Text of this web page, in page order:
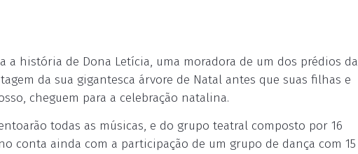
a história de Dona Letícia, uma moradora de um dos prédios da
da sua gigantesca árvore de Natal antes que suas filhas e
cheguem para a celebração natalina.
todas as músicas, e do grupo teatral composto por 16
conta ainda com a participação de um grupo de dança com 15